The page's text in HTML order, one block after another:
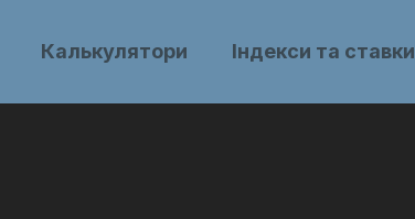
Калькулятори Індекси та ставки